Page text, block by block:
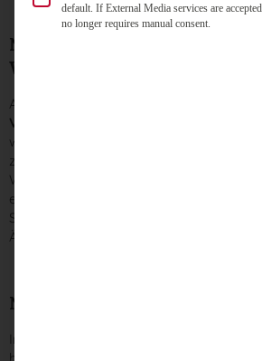
NEU: Online-Kontrolle der
Wahlberechtigung
Als neuen Service möchten wir Ihnen die
Verzeichnisprüfung
vorstellen. Diese
wahlberechtigten Person die
zur Wahlberechtigung im Verzeichnis zu
Wahlverzeichnisprüfung). Jederzeit
eigene Eintrag zur Wahlberechtigung
Selbstverständlich können wählende
Änderungen direkt beantragen.
NEU: Kandidaten-
In der neuen Benutzeroberfläche des
default. If External Media services are
no longer requires manual consent.